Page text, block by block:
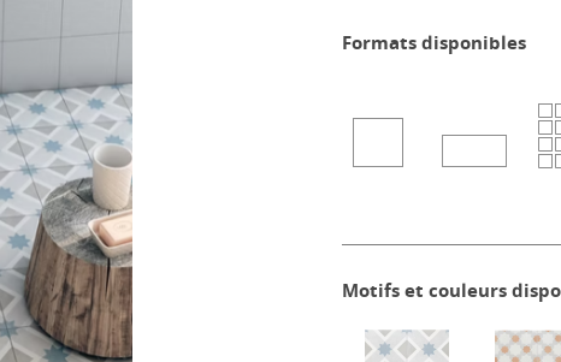
Formats disponibles
Motifs et couleurs